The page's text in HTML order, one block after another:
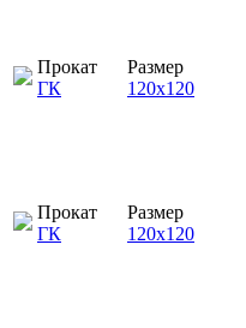
Прокат
ГК
Размер
120х120
Прокат
ГК
Размер
120х120